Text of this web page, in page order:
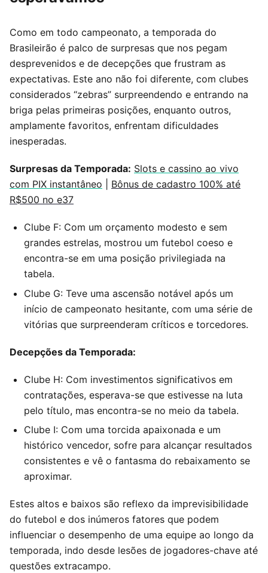
Como em todo campeonato, a temporada do
Brasileirão é palco de surpresas que nos pegam
desprevenidos e de decepções que frustram as
expectativas. Este ano não foi diferente, com clubes
considerados “zebras” surpreendendo e entrando na
briga pelas primeiras posições, enquanto outros,
amplamente favoritos, enfrentam dificuldades
inesperadas.
Surpresas da Temporada: Slots e cassino ao vivo
com PIX instantâneo
Bônus de cadastro 100% até
R$500 no e37
Clube F: Com um orçamento modesto e sem
grandes estrelas, mostrou um futebol coeso e
encontra-se em uma posição privilegiada na
tabela.
Clube G: Teve uma ascensão notável após um
início de campeonato hesitante, com uma série de
vitórias que surpreenderam críticos e torcedores.
Decepções da Temporada:
Clube H: Com investimentos significativos em
contratações, esperava-se que estivesse na luta
pelo título, mas encontra-se no meio da tabela.
Clube I: Com uma torcida apaixonada e um
histórico vencedor, sofre para alcançar resultados
consistentes e vê o fantasma do rebaixamento se
aproximar.
Estes altos e baixos são reflexo da imprevisibilidade
do futebol e dos inúmeros fatores que podem
influenciar o desempenho de uma equipe ao longo da
temporada, indo desde lesões de jogadores-chave até
questões extracampo.